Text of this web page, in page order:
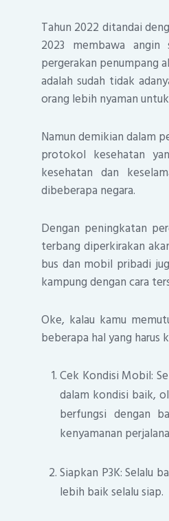
Tahun 2022 ditandai
2023 membawa angin
pergerakan penumpang
adalah sudah tidak
orang lebih nyaman
Namun demikian dalam
protokol kesehatan
kesehatan dan
dibeberapa negara.
Dengan peningkatan
terbang diperkirakan
bus dan mobil pribadi
kampung dengan cara
Oke, kalau kamu
beberapa hal yang harus
Cek Kondisi Mobil:
dalam kondisi baik,
berfungsi dengan
kenyamanan
Siapkan P3K: Selalu
lebih baik selalu siap.